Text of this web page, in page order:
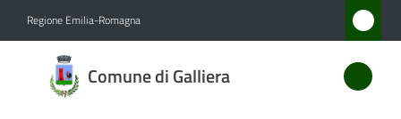
Regione Emilia-Romagna
Comune di Galliera
Comune
di